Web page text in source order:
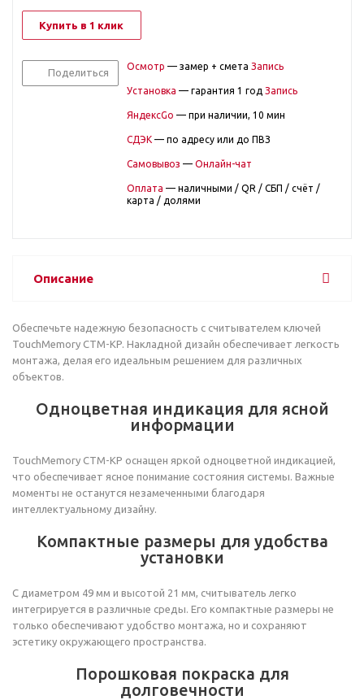
Купить в 1 клик
Поделиться
Осмотр — замер + смета Запись
Установка — гарантия 1 год Запись
ЯндексGo — при наличии, 10 мин
СДЭК — по адресу или до ПВЗ
Самовывоз — Онлайн-чат
Оплата — наличными / QR / СБП / счёт /
карта / долями
Описание
Обеспечьте надежную безопасность с считывателем ключей
TouchMemory CTM-KP. Накладной дизайн обеспечивает легкость
монтажа, делая его идеальным решением для различных
объектов.
Одноцветная индикация для ясной
информации
TouchMemory CTM-KP оснащен яркой одноцветной индикацией,
что обеспечивает ясное понимание состояния системы. Важные
моменты не останутся незамеченными благодаря
интеллектуальному дизайну.
Компактные размеры для удобства
установки
С диаметром 49 мм и высотой 21 мм, считыватель легко
интегрируется в различные среды. Его компактные размеры не
только обеспечивают удобство монтажа, но и сохраняют
эстетику окружающего пространства.
Порошковая покраска для
долговечности